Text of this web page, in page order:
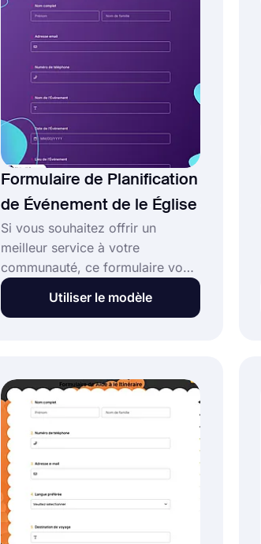
Formulaire de Planification
de Événement de le Église
Si vous souhaitez offrir un
meilleur service à votre
communauté, ce formulaire vous
sera utile. En utilisant le modèle
de formulaire de planification
personnes sur la façon dont elles
prévoient un événement.
Commencez à créer vos
formulaires avec forms.app !
Utiliser le modèle